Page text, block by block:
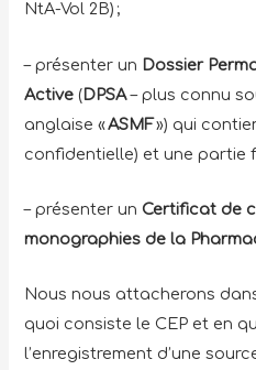
NtA-Vol 2B) ;
– présenter un Dossier
Active (DPSA– plus connu
anglaise «ASMF») qui
confidentielle) et une partie
– présenter un Certificat de
monographies de la
Nous nous attacherons
quoi consiste le CEP et en
l’enregistrement d’une